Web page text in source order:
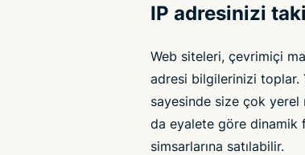
IP adresinizi
Web siteleri, çevrimiçi
adresi bilgilerinizi toplar.
sayesinde size çok
da eyalete göre dinamik
simsarlarına satılabilir.